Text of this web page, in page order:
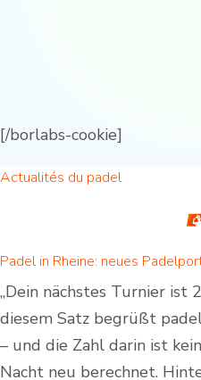
[/borlabs-cookie]
Actualités du padel
„Dein nächstes Turnier ist
diesem Satz begrüßt
– und die Zahl darin ist
Nacht neu berechnet.